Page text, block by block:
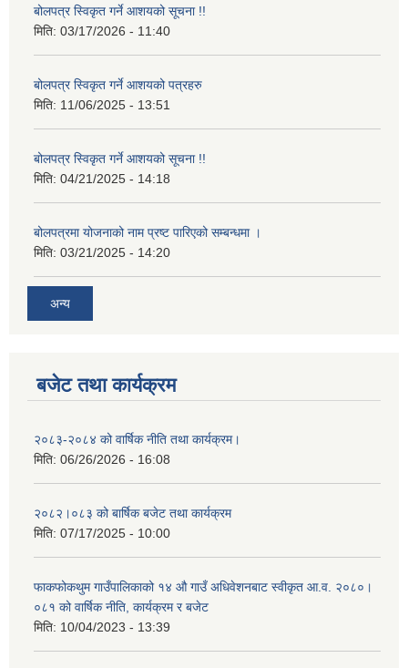
बोलपत्र स्विकृत गर्ने आशयको सूचना !!
मिति: 03/17/2026 - 11:40
बोलपत्र स्विकृत गर्ने आशयको पत्रहरु
मिति: 11/06/2025 - 13:51
बोलपत्र स्विकृत गर्ने आशयको सूचना !!
मिति: 04/21/2025 - 14:18
बोलपत्रमा योजनाको नाम प्रष्ट पारिएको सम्बन्धमा ।
मिति: 03/21/2025 - 14:20
अन्य
बजेट तथा कार्यक्रम
२०८३-२०८४ को वार्षिक नीति तथा कार्यक्रम।
मिति: 06/26/2026 - 16:08
२०८२।०८३ को बार्षिक बजेट तथा कार्यक्रम
मिति: 07/17/2025 - 10:00
फाकफोकथुम गाउँपालिकाको १४ औ गाउँ अधिवेशनबाट स्वीकृत आ.व. २०८०।
०८१ को वार्षिक नीति, कार्यक्रम र बजेट
मिति: 10/04/2023 - 13:39